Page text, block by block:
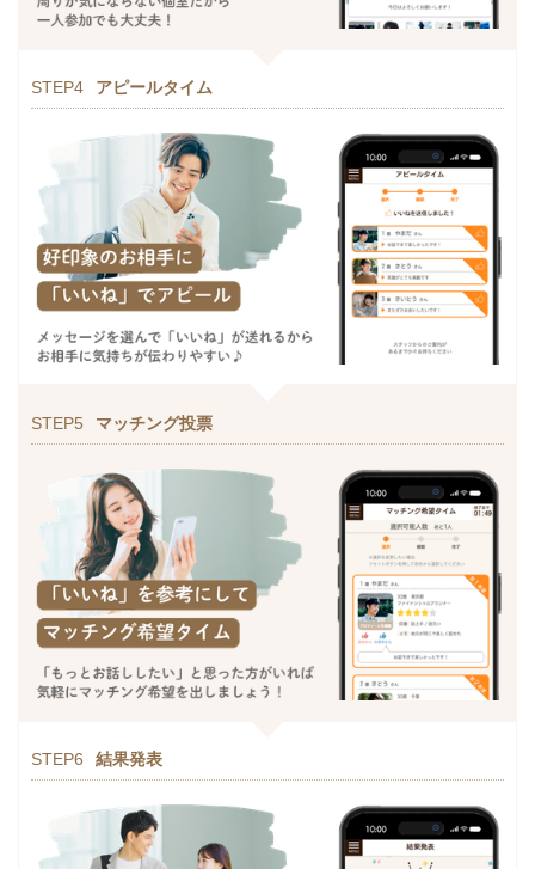
STEP4 アピールタイム
STEP5 マッチング投票
STEP6 結果発表